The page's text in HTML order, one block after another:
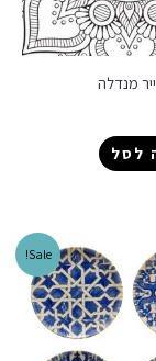
מנדלה
לסל
Sale!